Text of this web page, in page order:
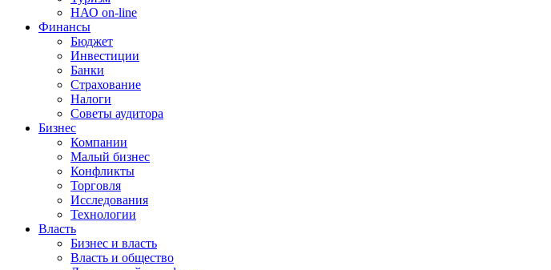
НАО on-line
Финансы
Бюджет
Инвестиции
Банки
Страхование
Налоги
Советы аудитора
Бизнес
Компании
Малый бизнес
Конфликты
Торговля
Исследования
Технологии
Власть
Бизнес и власть
Власть и общество